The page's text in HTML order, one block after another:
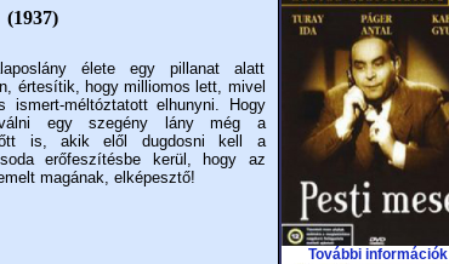
További információk
(1937)
élete egy pillanat alatt
értesítik, hogy milliomos lett, mivel
ismert-méltóztatott elhunyni. Hogy
egy szegény lány még a
is, akik elől dugdosni kell a
erőfeszítésbe kerül, hogy az
magának, elképesztő!